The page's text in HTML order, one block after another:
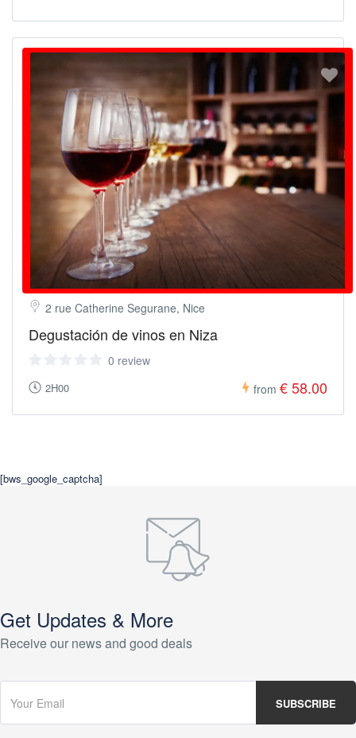
2 rue Catherine Segurane, Nice
Degustación de vinos en Niza
0 review
2H00 from € 58.00
[bws_google_captcha]
Get Updates & More
Receive our news and good deals